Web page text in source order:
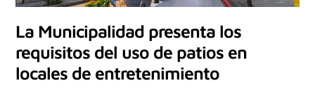
La Municipalidad presenta los
requisitos del uso de patios en
locales de entretenimiento